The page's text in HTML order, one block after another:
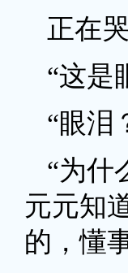
正在
“这是
“眼泪
“为什
元元知
的，懂